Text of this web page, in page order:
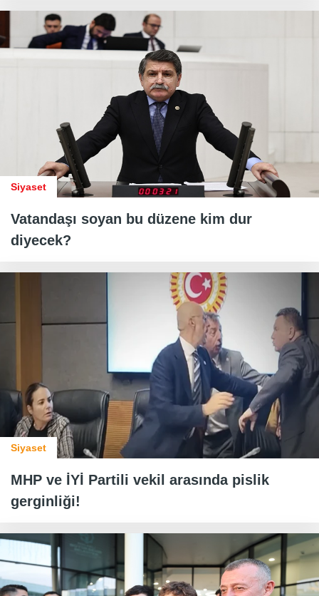
Siyaset
Vatandaşı soyan bu düzene kim dur
diyecek?
Siyaset
MHP ve İYİ Partili vekil arasında pislik
gerginliği!